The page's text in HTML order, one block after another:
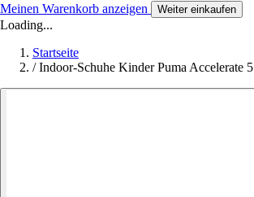
Meinen Warenkorb anzeigen Weiter einkaufen
Loading...
Startseite
/ Indoor-Schuhe Kinder Puma Accelerate 5